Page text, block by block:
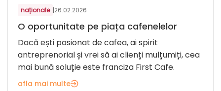
naționale |26.02.2026
O oportunitate pe piața cafenelelor
Dacă ești pasionat de cafea, ai spirit
antreprenorial și vrei să ai clienți mulțumiți, cea
mai bună soluție este franciza First Cafe.
afla mai multe